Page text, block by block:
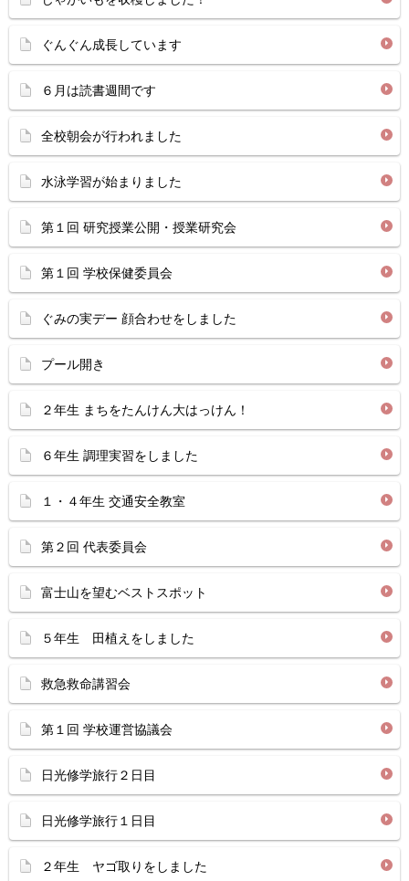
ぐんぐん成長しています
６月は読書週間です
全校朝会が行われました
水泳学習が始まりました
第１回 研究授業公開・授業研究会
第１回 学校保健委員会
ぐみの実デー 顔合わせをしました
プール開き
２年生 まちをたんけん大はっけん！
６年生 調理実習をしました
１・４年生 交通安全教室
第２回 代表委員会
富士山を望むベストスポット
５年生 田植えをしました
救急救命講習会
第１回 学校運営協議会
日光修学旅行２日目
日光修学旅行１日目
２年生 ヤゴ取りをしました